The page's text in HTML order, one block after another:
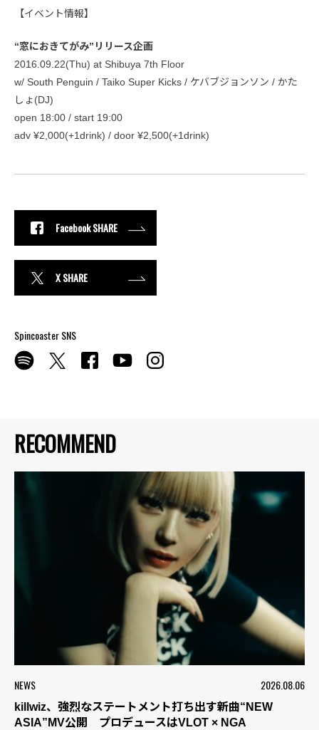
RECOMMEND
NEWS 2026.08.06
killwiz、強烈なステートメント打ち出す新曲“NEW
ASIA”MV公開 プロデュースはVLOT × NGA
【イベント情報】
“窓におきてがみ”リリース企画
2016.09.22(Thu) at Shibuya 7th Floor
w/ South Penguin / Taiko Super Kicks / ケバブジョンソン / かた
しょ(DJ)
open 18:00 / start 19:00
adv ¥2,000(+1drink) / door ¥2,500(+1drink)
Facebook SHARE
X SHARE
Spincoaster SNS